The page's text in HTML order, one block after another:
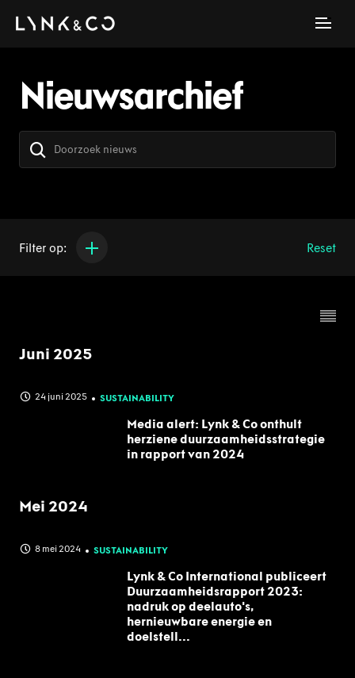
Nieuwsarchief
Filter op: Reset
Juni 2025
24 juni 2025 SUSTAINABILITY
Media alert: Lynk & Co onthult
herziene duurzaamheidsstrategie
in rapport van 2024
Mei 2024
8 mei 2024 SUSTAINABILITY
Lynk & Co International publiceert
Duurzaamheidsrapport 2023:
nadruk op deelauto's,
hernieuwbare energie en
doelstell...